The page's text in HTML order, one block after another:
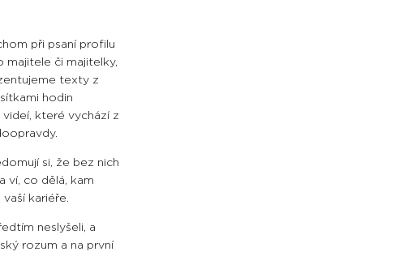
při psaní profilu
majitele či majitelky,
texty z
hodin
které vychází z
si, že bez nich
ví, co dělá, kam
kariéře.
neslyšeli, a
rozum a na první